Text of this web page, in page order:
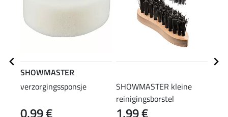
SHOWMASTER
verzorgingssponsje
0,99 €
SHOWMASTER kleine
reinigingsborstel
1,99 €